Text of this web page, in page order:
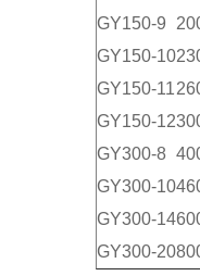
GY150-9
GY150-10
GY150-11
GY150-12
GY300-8
GY300-10
GY300-14
GY300-20